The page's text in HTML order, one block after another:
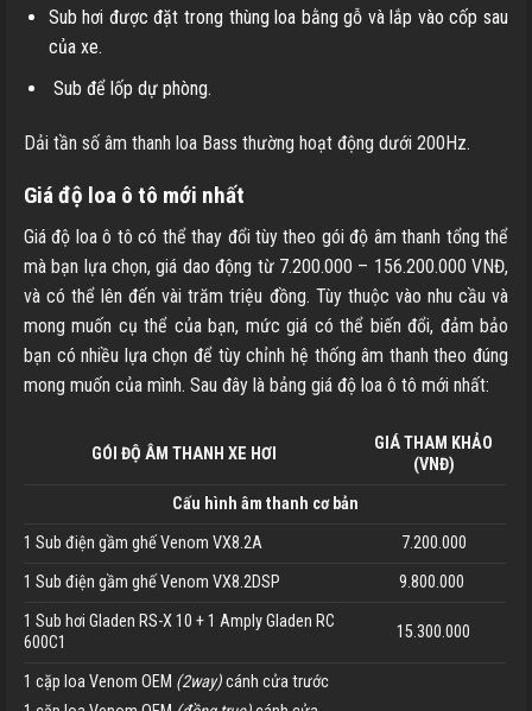
Sub hơi được đặt trong thùng loa bằng gỗ và lắp vào cốp sau
của xe.
Sub để lốp dự phòng.
Dải tần số âm thanh loa Bass thường hoạt động dưới 200Hz.
Giá độ loa ô tô mới nhất
Giá độ loa ô tô có thể thay đổi tùy theo gói độ âm thanh tổng thể
mà bạn lựa chọn, giá dao động từ 7.200.000 – 156.200.000 VNĐ,
và có thể lên đến vài trăm triệu đồng. Tùy thuộc vào nhu cầu và
mong muốn cụ thể của bạn, mức giá có thể biến đổi, đảm bảo
bạn có nhiều lựa chọn để tùy chỉnh hệ thống âm thanh theo đúng
mong muốn của mình. Sau đây là bảng giá độ loa ô tô mới nhất:
GÓI ĐỘ ÂM THANH XE HƠI
GIÁ THAM KHẢO
(VNĐ)
Cấu hình âm thanh cơ bản
1 Sub điện gầm ghế Venom VX8.2A
7.200.000
1 Sub điện gầm ghế Venom VX8.2DSP
9.800.000
1 Sub hơi Gladen RS-X 10 + 1 Amply Gladen RC
600C1
15.300.000
1 cặp loa Venom OEM (2way)cánh cửa trước